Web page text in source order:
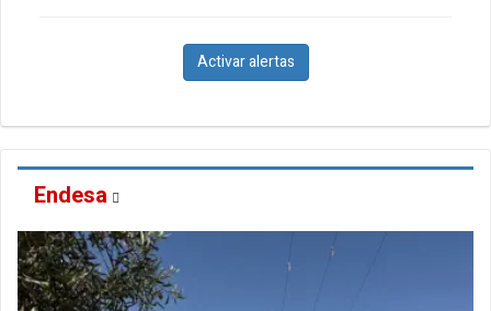
Activar alertas
Endesa